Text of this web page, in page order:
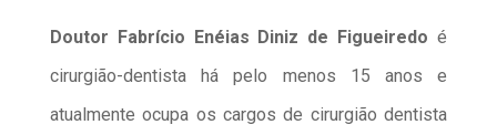
Doutor Fabrício Enéias Diniz de Figueiredo é
cirurgião-dentista há pelo menos 15 anos e
atualmente ocupa os cargos de cirurgião dentista